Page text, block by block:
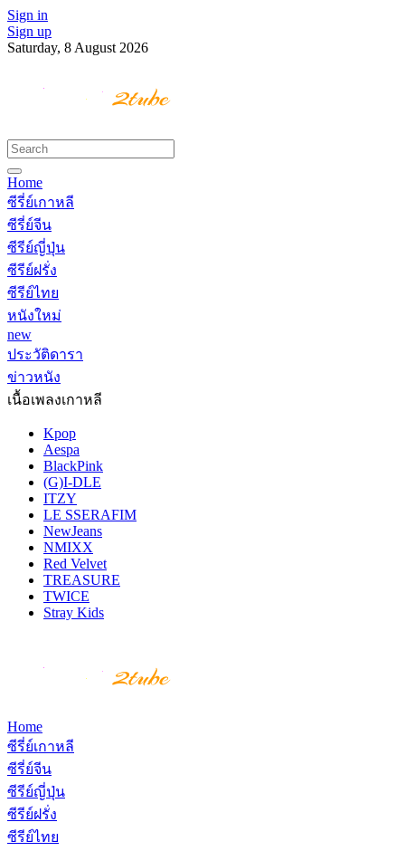
Sign in
Sign up
Saturday, 8 August 2026
Home
ซีรี่ย์เกาหลี
ซีรี่ย์จีน
ซีรีย์ญี่ปุ่น
ซีรีย์ฝรั่ง
ซีรีย์ไทย
หนังใหม่
new
ประวัติดารา
ข่าวหนัง
เนื้อเพลงเกาหลี
Kpop
Aespa
BlackPink
(G)I-DLE
ITZY
LE SSERAFIM
NewJeans
NMIXX
Red Velvet
TREASURE
TWICE
Stray Kids
Home
ซีรี่ย์เกาหลี
ซีรี่ย์จีน
ซีรีย์ญี่ปุ่น
ซีรีย์ฝรั่ง
ซีรีย์ไทย